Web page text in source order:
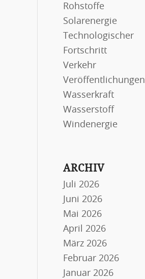
Rohstoffe
Solarenergie
Technologischer
Fortschritt
Verkehr
Veröffentlichungen
Wasserkraft
Wasserstoff
Windenergie
ARCHIV
Juli 2026
Juni 2026
Mai 2026
April 2026
März 2026
Februar 2026
Januar 2026